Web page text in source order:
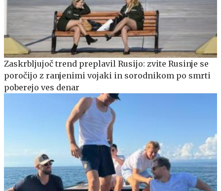
Zaskrbljujoč trend preplavil Rusijo: zvite Rusinje se
poročijo z ranjenimi vojaki in sorodnikom po smrti
poberejo ves denar